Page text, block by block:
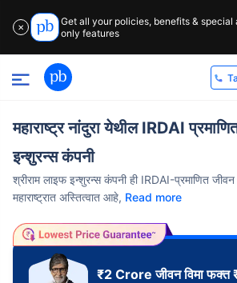
✕
Get all your policies, benefits & special
only features
महाराष्ट्र नांदुरा येथील IRDAI
इन्शुरन्स कंपनी
श्रीराम लाइफ इन्शुरन्स कंपनी ही IRDAI-प्रमाणित
महाराष्ट्रात अस्तित्वात आहे, Read more
₹2 Croreजीवन विमा फक्त